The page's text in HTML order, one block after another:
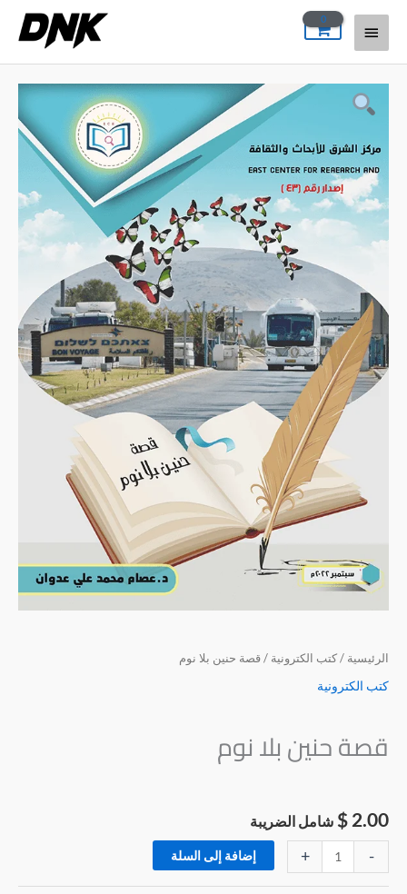
المحتوى
القائمة
الرئيسية
الرئيسية / كتب الكترونية / قصة حنين بلا نوم
كتب الكترونية
قصة حنين بلا نوم
$ 2.00 شامل الضريبة
-
كمية
قصة
نوم
+ إضافة إلى السلة